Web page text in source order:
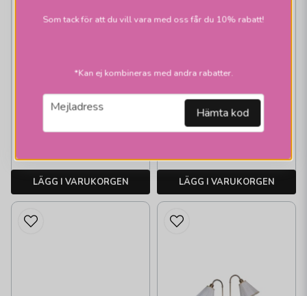
Skickas inom 2-10
LÄGG I VARUKORGEN
golvlampa 2L
gröngrå
2 815 kr
Skickas inom 2-10
LÄGG I VARUKORGEN
Som tack för att du vill vara med oss får du 10% rabatt!
*Kan ej kombineras med andra rabatter.
email
Mejladress Hämta kod